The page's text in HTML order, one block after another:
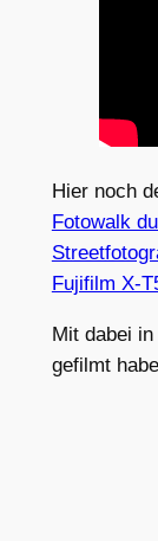
Hier noch
Fotowalk
Fujifilm X-
Mit dabei
gefilmt